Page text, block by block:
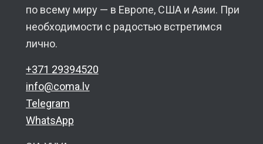
по всему миру — в Европе, США и Азии. При
необходимости с радостью встретимся
лично.
+371 29394520
info@coma.lv
Telegram
WhatsApp